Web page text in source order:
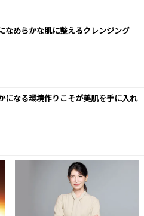
なめらかな肌に整えるクレンジング
になる環境作りこそが美肌を手に入れ